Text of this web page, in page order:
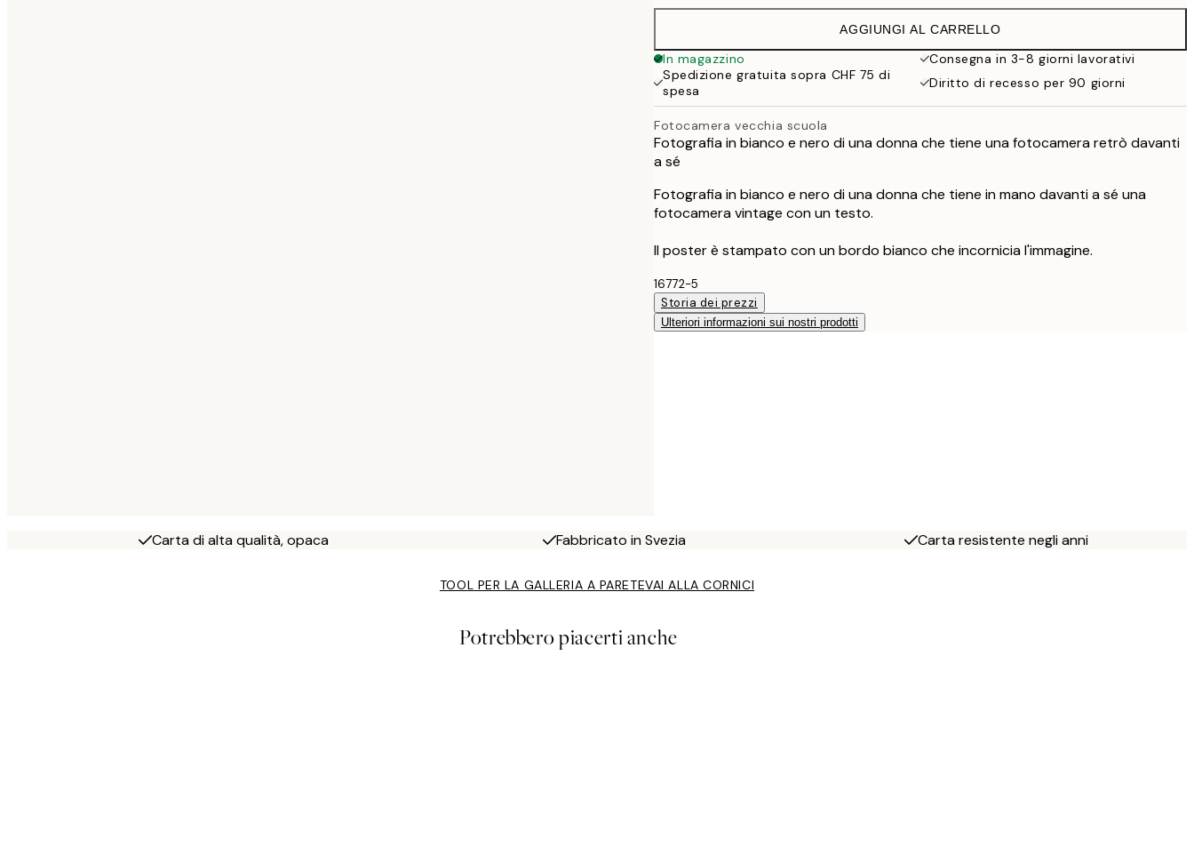
CHF 49
AGGIUNGI AL CARRELLO
In magazzino
Consegna in 3-8 giorni lavorativi
Spedizione gratuita sopra CHF 75 di
spesa
Diritto di recesso per 90 giorni
Fotocamera vecchia scuola
Fotografia in bianco e nero di una donna che tiene una fotocamera retrò davanti
a sé
Fotografia in bianco e nero di una donna che tiene in mano davanti a sé una
fotocamera vintage con un testo.
Il poster è stampato con un bordo bianco che incornicia l'immagine.
16772-5
Storia dei prezzi
Ulteriori informazioni sui nostri prodotti
Carta di alta qualità, opaca Fabbricato in Svezia Carta resistente negli anni
TOOL PER LA GALLERIA A PARETEVAI ALLA CORNICI
Potrebbero piacerti anche